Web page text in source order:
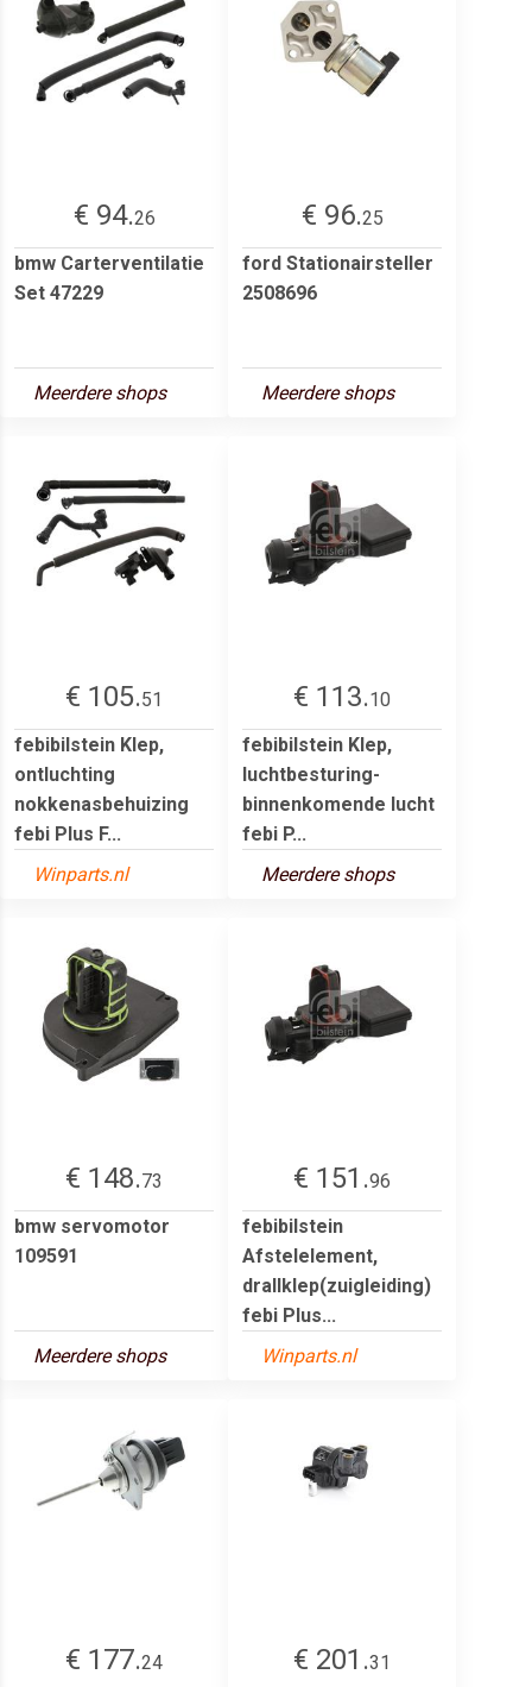
€ 94.26
bmw Carterventilatie
Set 47229
Meerdere shops
€ 96.25
ford Stationairsteller
2508696
Meerdere shops
€ 105.51
febibilstein Klep,
ontluchting
nokkenasbehuizing
febi Plus F...
Winparts.nl
€ 113.10
febibilstein Klep,
luchtbesturing-
binnenkomende lucht
febi P...
Meerdere shops
€ 148.73
bmw servomotor
109591
Meerdere shops
€ 151.96
febibilstein
Afstelelement,
drallklep(zuigleiding)
febi Plus...
Winparts.nl
€ 177.24
€ 201.31